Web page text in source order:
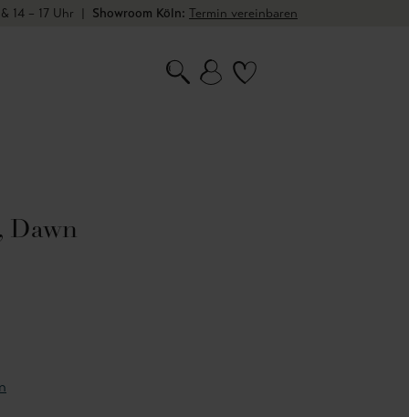
14 – 17 Uhr | Showroom Köln: Termin vereinbaren
Dawn